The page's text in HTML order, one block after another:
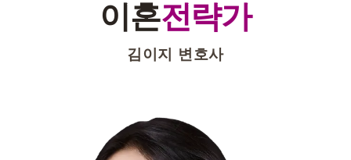
이혼전략가
김이지 변호사